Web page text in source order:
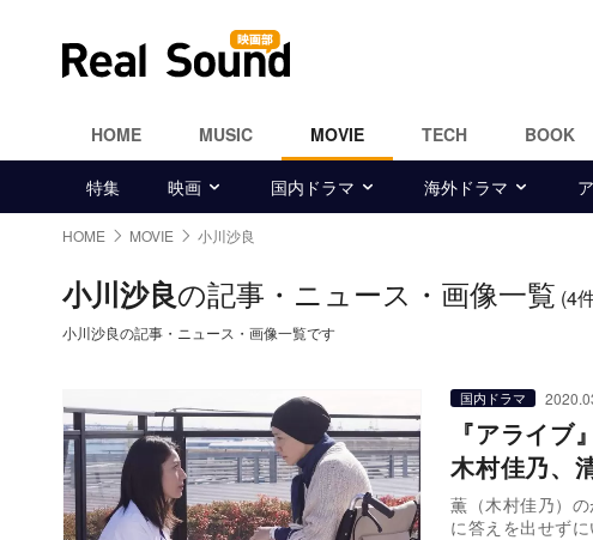
HOME MUSIC MOVIE TECH BOOK
特集 映画 国内ドラマ 海外ドラマ
HOME MOVIE 小川沙良
小川沙良の記事・ニュース・画像一覧 (4
小川沙良の記事・ニュース・画像一覧です
国内ドラマ
『アライ
木村佳乃、
薫（木村佳乃）
に答えを出せず